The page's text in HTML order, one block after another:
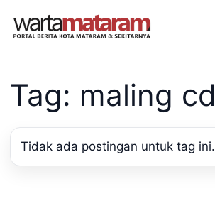
Tag: maling cd
Tidak ada postingan untuk tag ini.